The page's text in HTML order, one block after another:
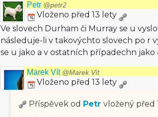
Petr @petr2
Vloženo před 13 lety
Ve slovech Durham či Murray se u
následuje-li v takovýchto slovech po r
se u jako a v ostatních případechn jako
Marek Vít @Marek Vít
Vloženo před 13 lety
Příspěvek od Petr vložený před